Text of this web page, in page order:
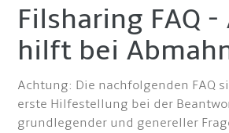
Filsharing FAQ
hilft bei
Achtung: Die nachfolgenden FAQ
erste Hilfestellung bei der
grundlegender und genereller